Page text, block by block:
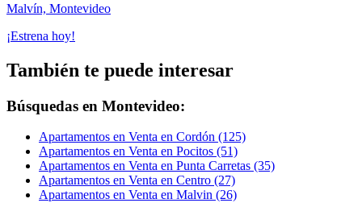
Malvín, Montevideo
¡Estrena hoy!
También te puede interesar
Búsquedas en Montevideo:
Apartamentos en Venta en Cordón (125)
Apartamentos en Venta en Pocitos (51)
Apartamentos en Venta en Punta Carretas (35)
Apartamentos en Venta en Centro (27)
Apartamentos en Venta en Malvin (26)